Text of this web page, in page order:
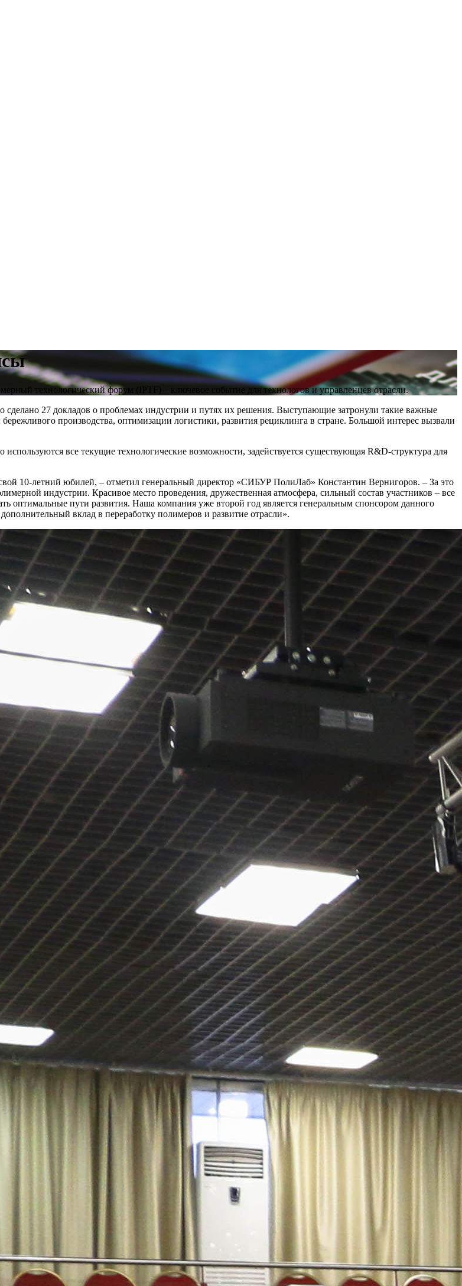
технологический форум (IPTF) – ключевое событие для технологов и управленцев отрасли.
сделано 27 докладов о проблемах индустрии и путях их решения. Выступающие затронули такие важные
производства, оптимизации логистики, развития рециклинга в стране. Большой интерес вызвали
все текущие технологические возможности, задействуется существующая R&D-структура для
10-летний юбилей, – отметил генеральный директор «СИБУР ПолиЛаб» Константин Вернигоров. – За это
индустрии. Красивое место проведения, дружественная атмосфера, сильный состав участников – все
оптимальные пути развития. Наша компания уже второй год является генеральным спонсором данного
вклад в переработку полимеров и развитие отрасли».